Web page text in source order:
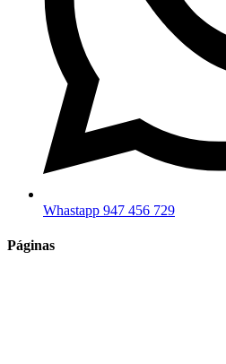
Whastapp 947 456 729
Páginas